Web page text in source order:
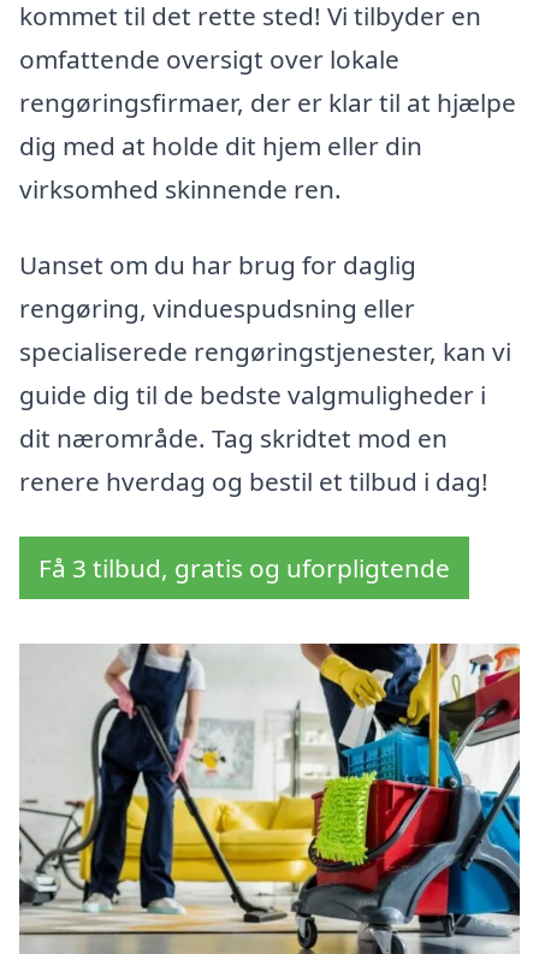
kommet til det rette sted! Vi tilbyder en
omfattende oversigt over lokale
rengøringsfirmaer, der er klar til at hjælpe
dig med at holde dit hjem eller din
virksomhed skinnende ren.
Uanset om du har brug for daglig
rengøring, vinduespudsning eller
specialiserede rengøringstjenester, kan vi
guide dig til de bedste valgmuligheder i
dit nærområde. Tag skridtet mod en
renere hverdag og bestil et tilbud i dag!
Få 3 tilbud, gratis og uforpligtende